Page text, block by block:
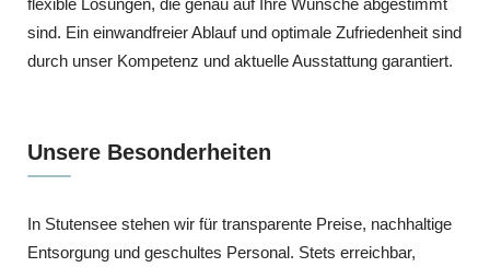
sind. Ein einwandfreier Ablauf und optimale Zufriedenheit sind
durch unser Kompetenz und aktuelle Ausstattung garantiert.
Unsere Besonderheiten
In Stutensee stehen wir für transparente Preise, nachhaltige
Entsorgung und geschultes Personal. Stets erreichbar,